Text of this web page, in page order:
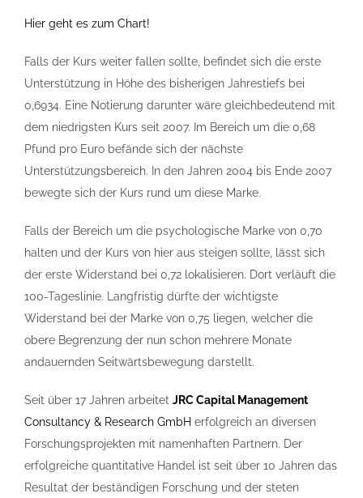
Hier geht es zum Chart!
Falls der Kurs weiter fallen sollte, befindet sich die erste
Unterstützung in Höhe des bisherigen Jahrestiefs bei
0,6934. Eine Notierung darunter wäre gleichbedeutend mit
dem niedrigsten Kurs seit 2007. Im Bereich um die 0,68
Pfund pro Euro befände sich der nächste
Unterstützungsbereich. In den Jahren 2004 bis Ende 2007
bewegte sich der Kurs rund um diese Marke.
Falls der Bereich um die psychologische Marke von 0,70
halten und der Kurs von hier aus steigen sollte, lässt sich
der erste Widerstand bei 0,72 lokalisieren. Dort verläuft die
100-Tageslinie. Langfristig dürfte der wichtigste
Widerstand bei der Marke von 0,75 liegen, welcher die
obere Begrenzung der nun schon mehrere Monate
andauernden Seitwärtsbewegung darstellt.
Seit über 17 Jahren arbeitet JRC Capital Management
Consultancy & Research GmbH erfolgreich an diversen
Forschungsprojekten mit namenhaften Partnern. Der
erfolgreiche quantitative Handel ist seit über 10 Jahren das
Resultat der beständigen Forschung und der steten